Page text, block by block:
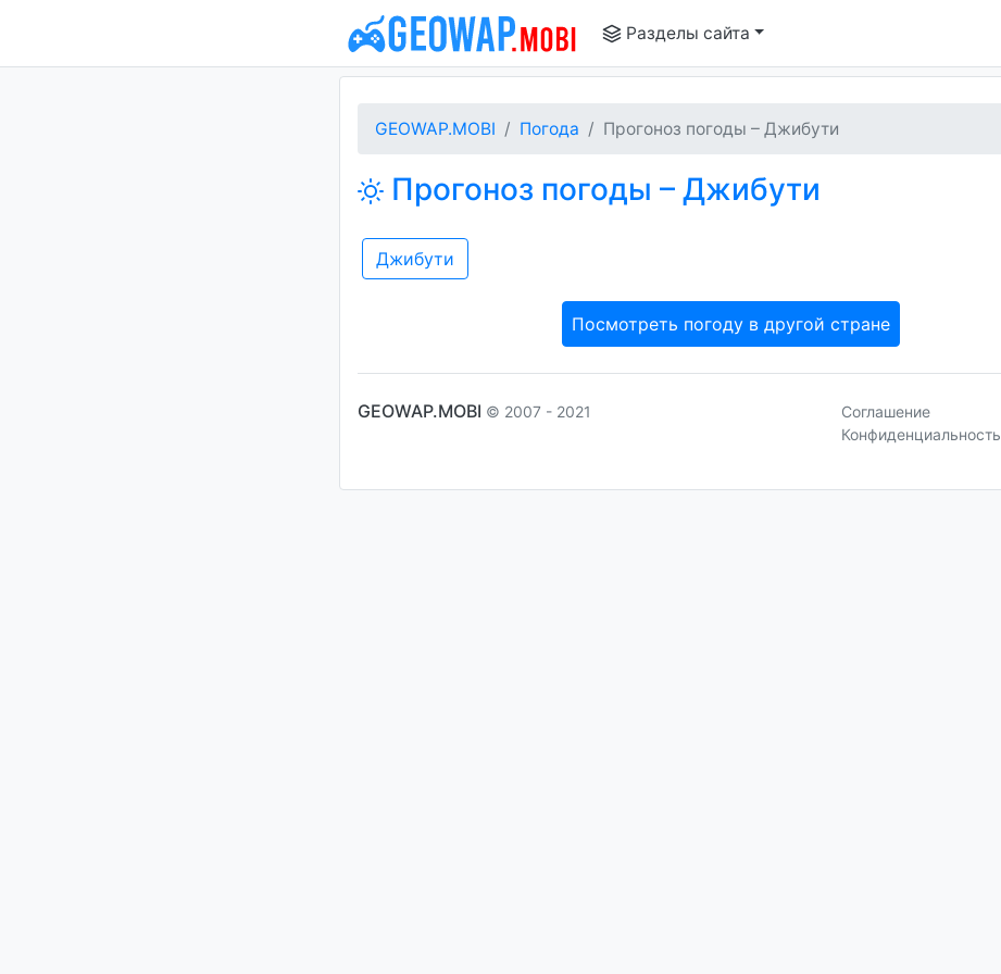
Разделы сайта
GEOWAP.MOBI Погода Прогоноз погоды – Джибути
Прогоноз погоды – Джибути
Джибути
Посмотреть погоду в другой стране
GEOWAP.MOBI © 2007 - 2021
Соглашение
Конфиденциальность